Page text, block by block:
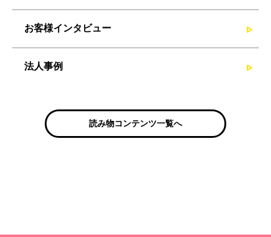
お客様インタビュー
法人事例
読み物コンテンツ一覧へ